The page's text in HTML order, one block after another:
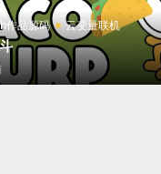
作品源码 云变量联机